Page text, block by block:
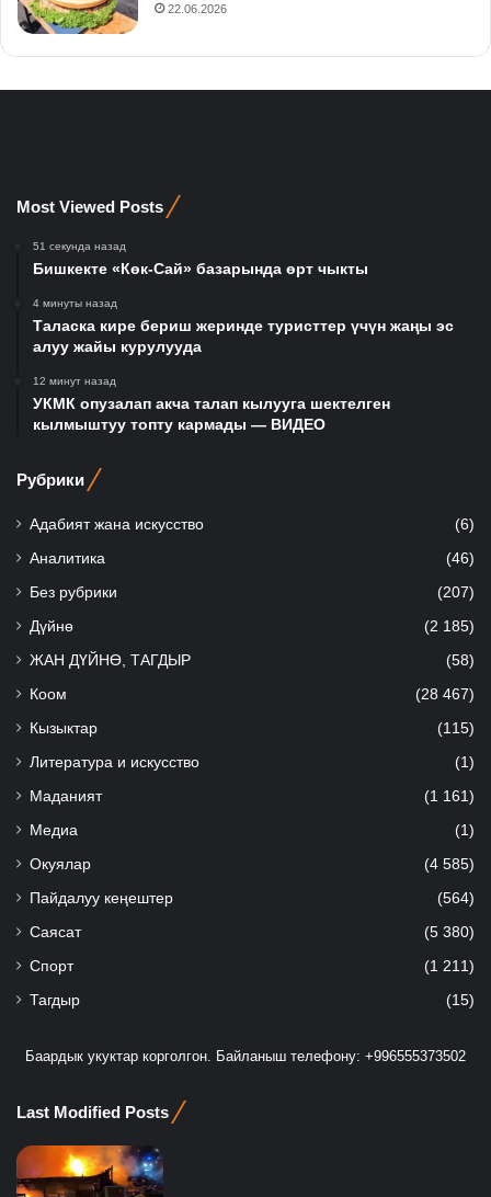
22.06.2026
Most Viewed Posts
51 секунда назад
Бишкекте «Көк-Сай» базарында өрт чыкты
4 минуты назад
Таласка кире бериш жеринде туристтер үчүн жаңы эс
алуу жайы курулууда
12 минут назад
УКМК опузалап акча талап кылууга шектелген
кылмыштуу топту кармады — ВИДЕО
Рубрики
Адабият жана искусство (6)
Аналитика (46)
Без рубрики (207)
Дүйнө (2 185)
ЖАН ДҮЙНӨ, ТАГДЫР (58)
Коом (28 467)
Кызыктар (115)
Литература и искусство (1)
Маданият (1 161)
Медиа (1)
Окуялар (4 585)
Пайдалуу кеңештер (564)
Саясат (5 380)
Спорт (1 211)
Тагдыр (15)
Баардык укуктар корголгон. Байланыш телефону: +996555373502
Last Modified Posts